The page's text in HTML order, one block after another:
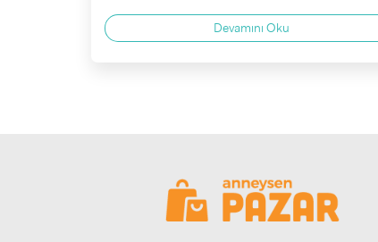
Devamını Oku